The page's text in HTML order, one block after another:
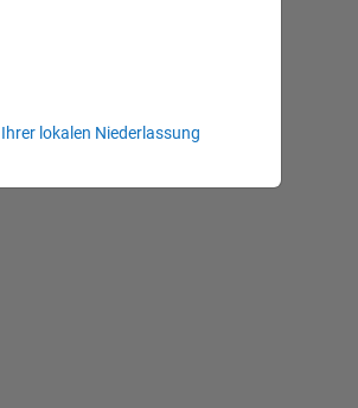
L02/24
21 06/22 04/23 12/24
lokalen Niederlassung